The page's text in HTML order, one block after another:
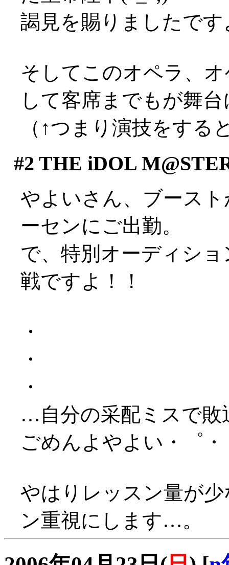
謁見を賜りましたです
そしてこのオペラ、
して客席までもが舞
（↑つまり演技をする
#2 THE iDOL
やよいさん、ブース
ーセンにご出勤。
で、特別オーディシ
戦ですよ！！
・
・
・
…自分の采配ミスで敗
ごめんよやよい・゜
やはりレッスン量が
ン重視にします…。